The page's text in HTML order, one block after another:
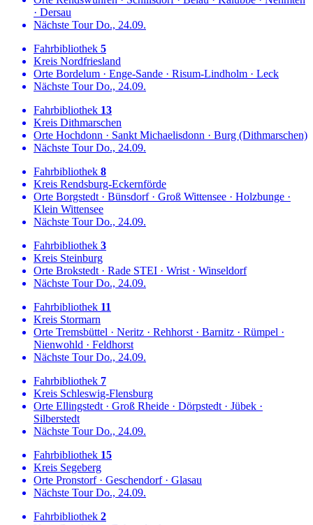
· Dersau
Nächste TourDo., 24.09.
Fahrbibliothek 5
Kreis Nordfriesland
Orte Bordelum · Enge-Sande · Risum-Lindholm · Leck
Nächste TourDo., 24.09.
Fahrbibliothek 13
Kreis Dithmarschen
Orte Hochdonn · Sankt Michaelisdonn · Burg (Dithmarschen)
Nächste TourDo., 24.09.
Fahrbibliothek 8
Kreis Rendsburg-Eckernförde
Orte Borgstedt · Bünsdorf· Groß Wittensee · Holzbunge ·
Klein Wittensee
Nächste TourDo., 24.09.
Fahrbibliothek 3
Kreis Steinburg
Orte Brokstedt · Rade STEI · Wrist · Winseldorf
Nächste TourDo., 24.09.
Fahrbibliothek 11
Kreis Stormarn
Orte Tremsbüttel · Neritz · Rehhorst · Barnitz · Rümpel ·
Nienwohld · Feldhorst
Nächste TourDo., 24.09.
Fahrbibliothek 7
Kreis Schleswig-Flensburg
Orte Ellingstedt · Groß Rheide · Dörpstedt · Jübek ·
Silberstedt
Nächste TourDo., 24.09.
Fahrbibliothek 15
Kreis Segeberg
Orte Pronstorf· Geschendorf· Glasau
Nächste TourDo., 24.09.
Fahrbibliothek 2